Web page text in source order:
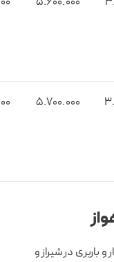
5.۷00.000
باربری در شیراز و